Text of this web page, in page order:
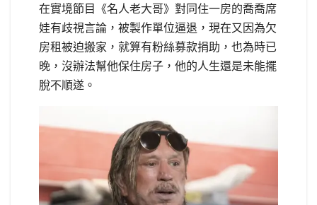
在實境節目《名人老大哥》對同住一房的喬喬席
娃有歧視言論，被製作單位逼退，現在又因為欠
房租被迫搬家，就算有粉絲募款捐助，也為時已
晚，沒辦法幫他保住房子，他的人生還是未能擺
脫不順遂。